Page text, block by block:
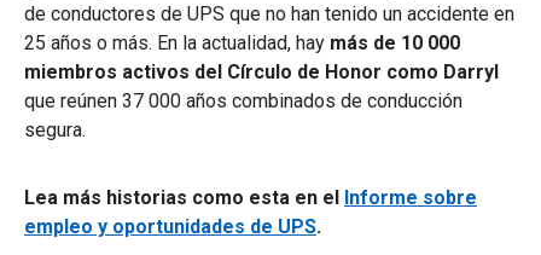
de conductores de UPS que no han tenido un accidente en
25 años o más. En la actualidad, hay más de 10 000
miembros activos del Círculo de Honor como Darryl
que reúnen 37 000 años combinados de conducción
segura.
Lea más historias como esta en el Informe sobre
empleo y oportunidades de UPS.